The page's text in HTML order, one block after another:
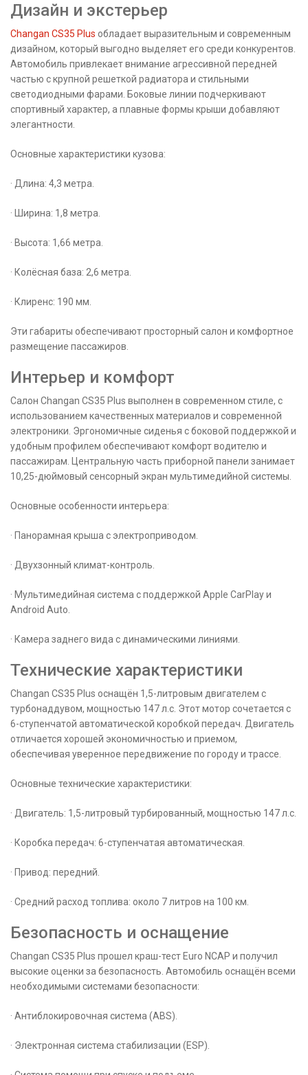
Дизайн и экстерьер
Changan CS35 Plus обладает выразительным и современным
дизайном, который выгодно выделяет его среди конкурентов.
Автомобиль привлекает внимание агрессивной передней
частью с крупной решеткой радиатора и стильными
светодиодными фарами. Боковые линии подчеркивают
спортивный характер, а плавные формы крыши добавляют
элегантности.
Основные характеристики кузова:
· Длина: 4,3 метра.
· Ширина: 1,8 метра.
· Высота: 1,66 метра.
· Колёсная база: 2,6 метра.
· Клиренс: 190 мм.
Эти габариты обеспечивают просторный салон и комфортное
размещение пассажиров.
Интерьер и комфорт
Салон Changan CS35 Plus выполнен в современном стиле, с
использованием качественных материалов и современной
электроники. Эргономичные сиденья с боковой поддержкой и
удобным профилем обеспечивают комфорт водителю и
пассажирам. Центральную часть приборной панели занимает
10,25-дюймовый сенсорный экран мультимедийной системы.
Основные особенности интерьера:
· Панорамная крыша с электроприводом.
· Двухзонный климат-контроль.
· Мультимедийная система с поддержкой Apple CarPlay и
Android Auto.
· Камера заднего вида с динамическими линиями.
Технические характеристики
Changan CS35 Plus оснащён 1,5-литровым двигателем с
турбонаддувом, мощностью 147 л.с. Этот мотор сочетается с
6-ступенчатой автоматической коробкой передач. Двигатель
отличается хорошей экономичностью и приемом,
обеспечивая уверенное передвижение по городу и трассе.
Основные технические характеристики:
· Двигатель: 1,5-литровый турбированный, мощностью 147 л.с.
· Коробка передач: 6-ступенчатая автоматическая.
· Привод: передний.
· Средний расход топлива: около 7 литров на 100 км.
Безопасность и оснащение
Changan CS35 Plus прошел краш-тест Euro NCAP и получил
высокие оценки за безопасность. Автомобиль оснащён всеми
необходимыми системами безопасности:
· Антиблокировочная система (ABS).
· Электронная система стабилизации (ESP).